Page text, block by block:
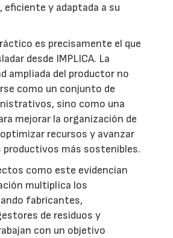
eficiente y adaptada a su
es precisamente el que
desde IMPLICA. La
ampliada del productor no
como un conjunto de
sino como una
mejorar la organización de
recursos y avanzar
productivos más sostenibles.
como este evidencian
multiplica los
fabricantes,
de residuos y
con un objetivo